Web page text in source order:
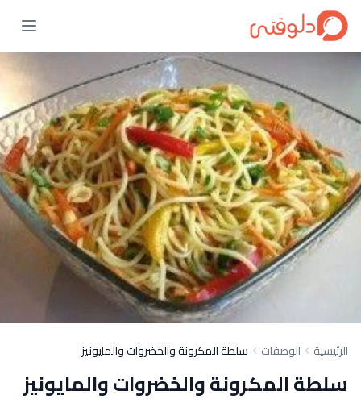
الرئيسية الوصفات سلطة المكرونة والخضروات والمايونيز
سلطة المكرونة والخضروات والمايونيز